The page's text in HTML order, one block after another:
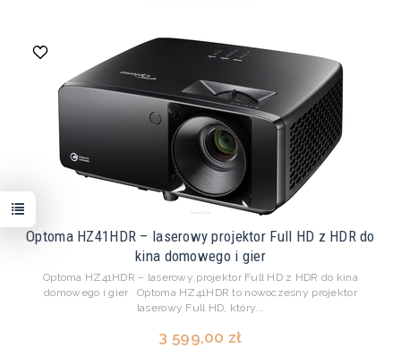
Optoma HZ41HDR – laserowy projektor Full HD z HDR do
kina domowego i gier
Optoma HZ41HDR – laserowy projektor Full HD z HDR do kina
domowego i gier Optoma HZ41HDR to nowoczesny projektor
laserowy Full HD, który...
3 599,00 zł